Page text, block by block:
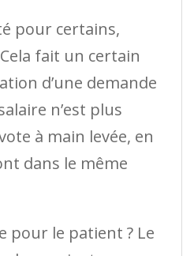
pour certains,
fait un certain
d’une demande
n’est plus
à main levée, en
dans le même
pour le patient ? Le